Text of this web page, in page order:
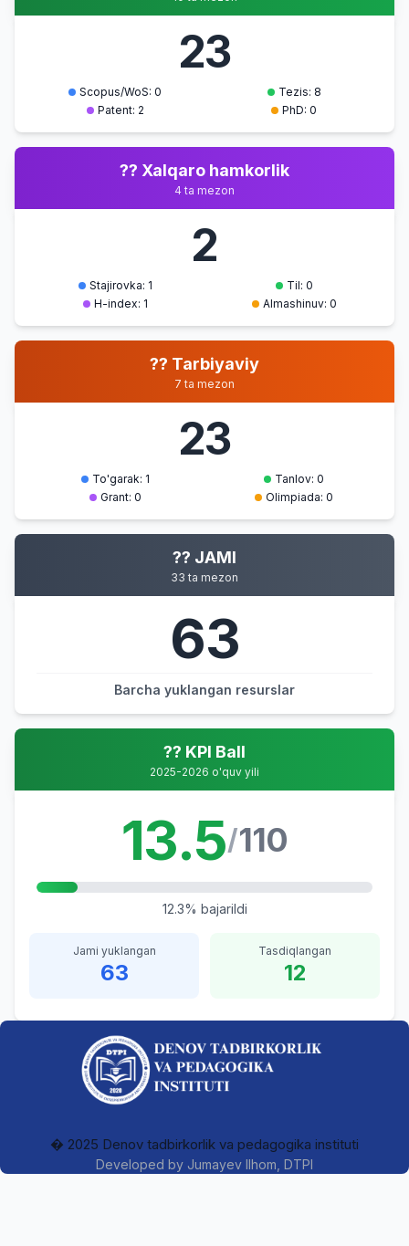
23
Scopus/WoS: 0
Tezis: 8
Patent: 2
PhD: 0
?? Xalqaro hamkorlik
4 ta mezon
2
Stajirovka: 1
Til: 0
H-index: 1
Almashinuv: 0
?? Tarbiyaviy
7 ta mezon
23
To'garak: 1
Tanlov: 0
Grant: 0
Olimpiada: 0
?? JAMI
33 ta mezon
63
Barcha yuklangan resurslar
?? KPI Ball
2025-2026 o'quv yili
13.5/110
12.3% bajarildi
Jami yuklangan
63
Tasdiqlangan
12
� 2025 Denov tadbirkorlik va pedagogika instituti
Developed by Jumayev Ilhom , DTPI